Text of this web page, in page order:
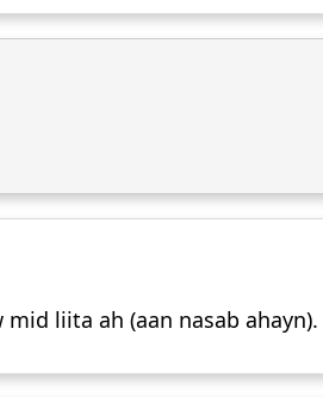
liita ah (aan nasab ahayn).